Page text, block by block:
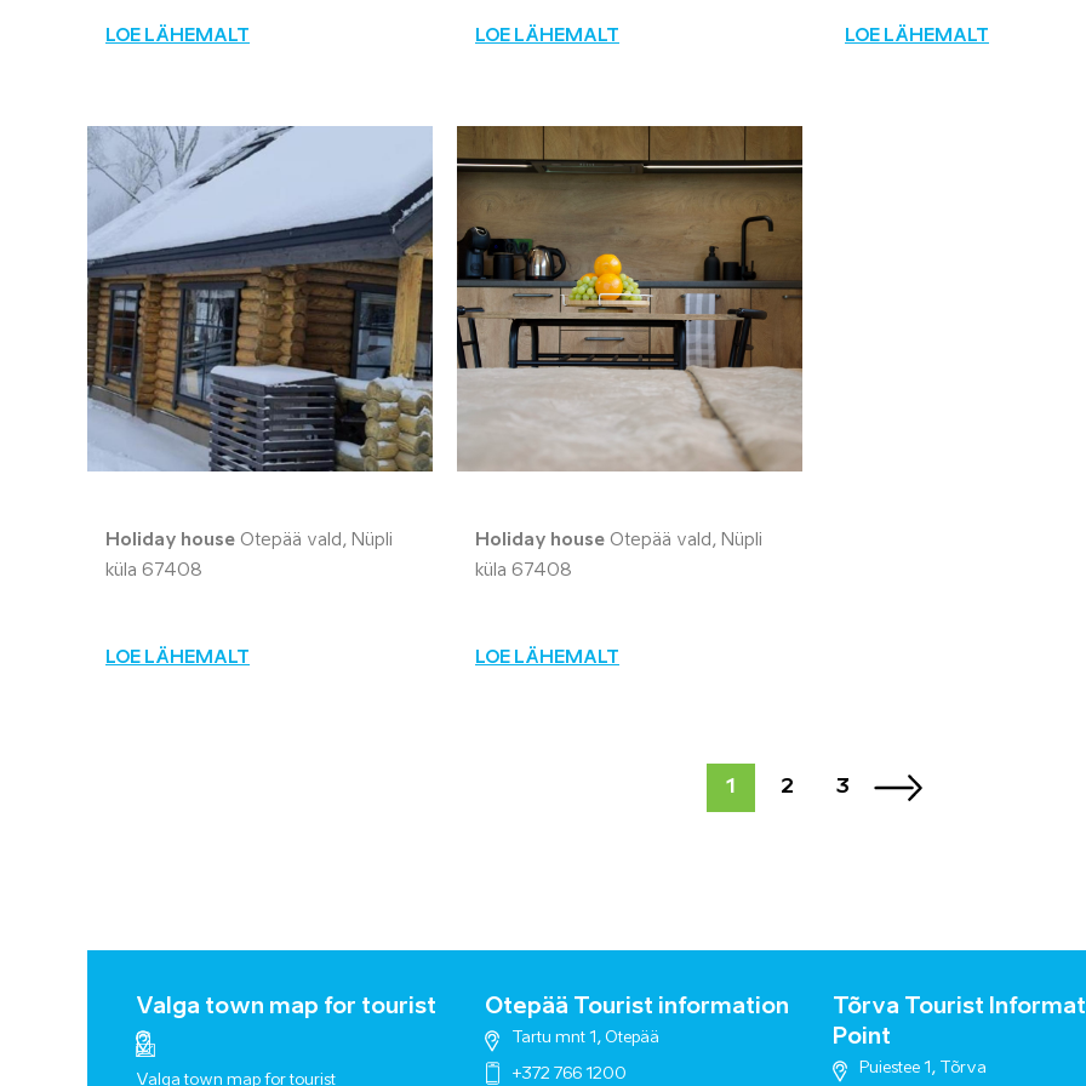
LOE LÄHEMALT LOE LÄHEMALT LOE LÄHEMALT
Holiday house Otepää vald, Nüpli
küla 67408
LOE LÄHEMALT
Holiday house Otepää vald, Nüpli
küla 67408
LOE LÄHEMALT
1 2 3
Valga town map for tourist
Valga town map for tourist
Otepää Tourist information
Tartu mnt 1, Otepää
+372 766 1200
Tõrva Tourist
Point
Puiestee 1, Tõrva